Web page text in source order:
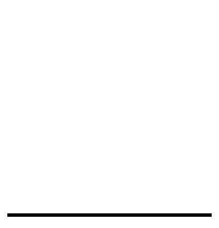
ซ้อนหรือดูยากเกินไป มีการสอดแทรกอารมณ์ขันเข้ามาเป็น